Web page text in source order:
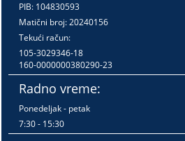
PIB: 104830593
Matični broj: 20240156
Tekući račun:
105-3029346-18
160-0000000380290-23
Radno vreme:
Ponedeljak - petak
7:30 - 15:30